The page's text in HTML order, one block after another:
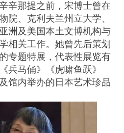
辛那提之前，宋博士曾在
院、克利夫兰州立大学、
洲及美国本土文博机构与
相关工作。她曾先后策划
专题特展，代表性展览有
兵马俑》《虎啸鱼跃》
馆内举办的日本艺术珍品